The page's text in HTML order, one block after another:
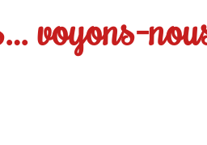
voyons-